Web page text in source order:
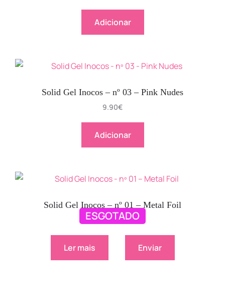
Adicionar
Solid Gel Inocos – nº 03 – Pink Nudes
9.90€
Adicionar
ESGOTADO
Solid Gel Inocos – nº 01 – Metal Foil
9.90 €
Ler mais Enviar